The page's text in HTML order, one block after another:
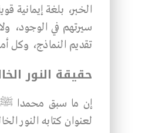
الخبر، بلغة إيمانية
سيرتهم في الوجود،
تقديم النماذج، وكل
حقيقة النور
إن ما سبق محمدا ﷺ هو
لعنوان كتابه النور